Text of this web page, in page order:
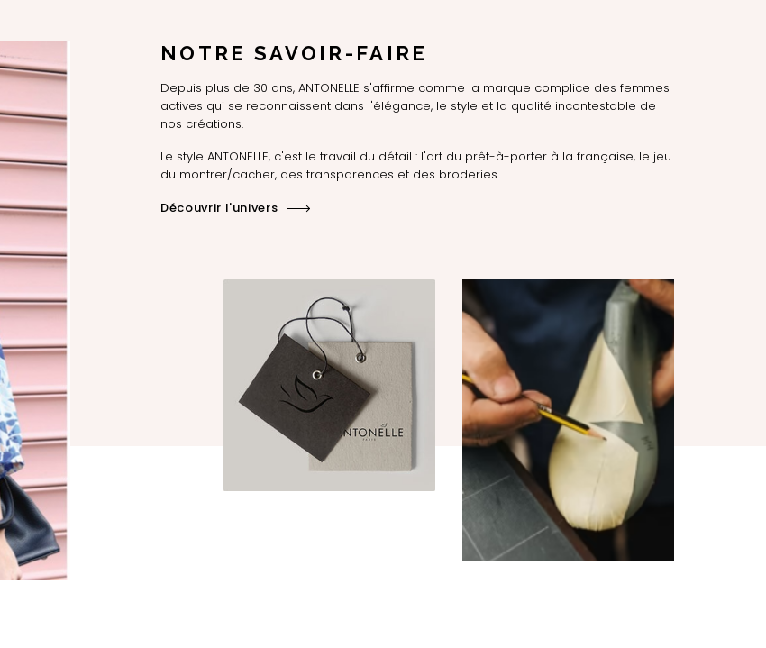
NOTRE SAVOIR-FAIRE
Depuis plus de 30 ans, ANTONELLE s'affirme comme la marque complice des femmes
actives qui se reconnaissent dans l'élégance, le style et la qualité incontestable de
nos créations.
Le style ANTONELLE, c'est le travail du détail : l'art du prêt-à-porter à la française, le jeu
du montrer/cacher, des transparences et des broderies.
Découvrir l'univers